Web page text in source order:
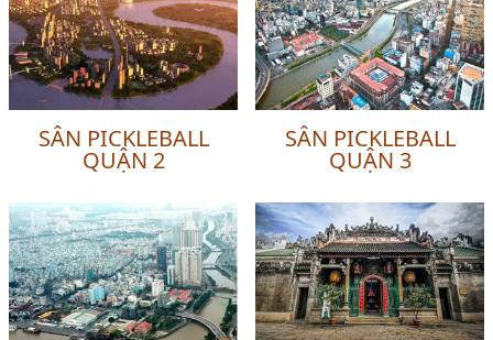
SÂN PICKLEBALL
QUẬN 2
SÂN PICKLEBALL
QUẬN 3